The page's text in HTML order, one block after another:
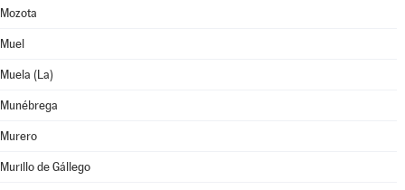
Mozota
Muel
Muela (La)
Munébrega
Murero
Murillo de Gállego